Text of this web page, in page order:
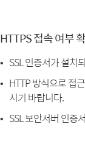
HTTPS 접속 여부
SSL 인증서가 설치
HTTP 방식으로 접
시기 바랍니다.
SSL 보안서버 인증